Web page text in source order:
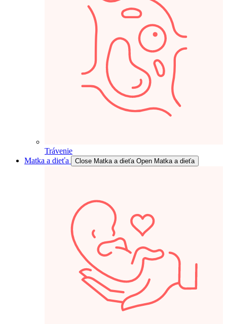
Trávenie
Matka a dieťa
Close Matka a dieťa Open Matka a dieťa